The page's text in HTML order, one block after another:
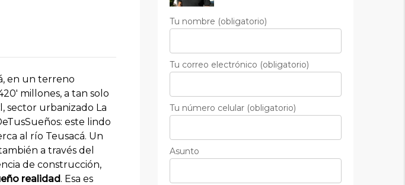
en un terreno
millones, a tan solo
sector urbanizado La
este lindo
al río Teusacá. Un
a través del
de construcción,
realidad. Esa es
Tu nombre (obligatorio)
Tu correo electrónico (obligatorio)
Tu número celular (obligatorio)
Asunto